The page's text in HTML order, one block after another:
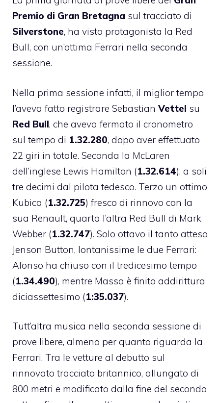
Premio di Gran Bretagna sul tracciato di
Silverstone, ha visto protagonista la Red
Bull, con un’ottima Ferrari nella seconda
sessione.
Nella prima sessione infatti, il miglior tempo
l’aveva fatto registrare SebastianVettel su
Red Bull, che aveva fermato il cronometro
sul tempo di 1.32.280, dopo aver effettuato
22 giri in totale. Seconda la McLaren
dell’inglese Lewis Hamilton (1.32.614), a soli
tre decimi dal pilota tedesco. Terzo un ottimo
Kubica (1.32.725) fresco di rinnovo con la
sua Renault, quarta l’altra Red Bull di Mark
Webber (1.32.747). Solo ottavo il tanto atteso
Jenson Button, lontanissime le due Ferrari:
Alonso ha chiuso con il tredicesimo tempo
(1.34.490), mentre Massa è finito addirittura
diciassettesimo (1:35.037).
Tutt’altra musica nella seconda sessione di
prove libere, almeno per quanto riguarda la
Ferrari. Tra le vetture al debutto sul
rinnovato tracciato britannico, allungato di
800 metri e modificato dalla fine del secondo